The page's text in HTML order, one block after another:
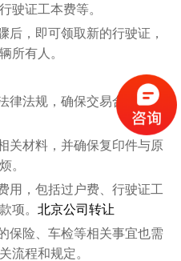
驶证工本费等。
后，即可领取新的行驶证，
所有人。
律法规，确保交易合法合
关材料，并确保复印件与原
。
用，包括过户费、行驶证工
项。北京公司转让
保险、车检等相关事宜也需
流程和规定。